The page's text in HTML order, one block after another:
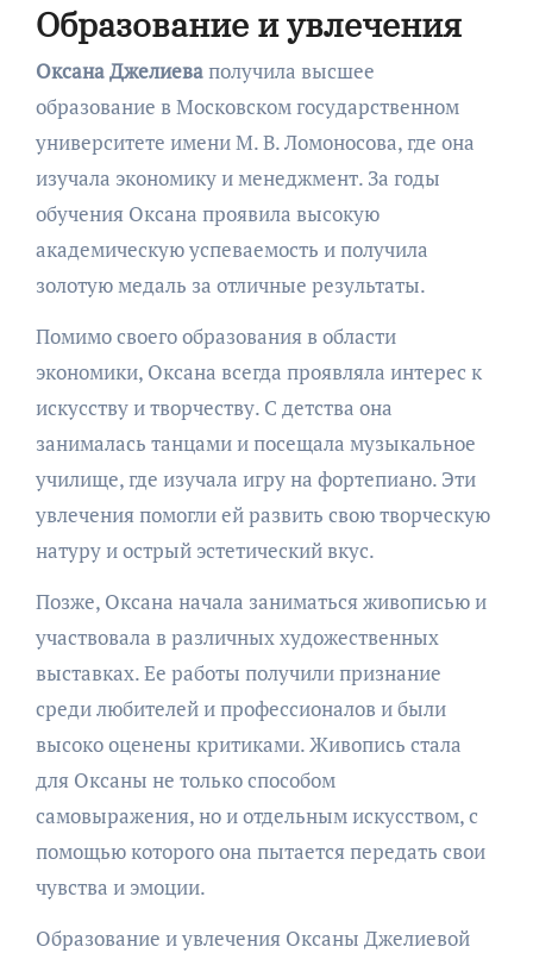
Образование и увлечения
Оксана Джелиеваполучила высшее
образование в Московском государственном
университете имени М. В. Ломоносова, где она
изучала экономику и менеджмент. За годы
обучения Оксана проявила высокую
академическую успеваемость и получила
золотую медаль за отличные результаты.
Помимо своего образования в области
экономики, Оксана всегда проявляла интерес к
искусству и творчеству. С детства она
занималась танцами и посещала музыкальное
училище, где изучала игру на фортепиано. Эти
увлечения помогли ей развить свою творческую
натуру и острый эстетический вкус.
Позже, Оксана начала заниматься живописью и
участвовала в различных художественных
выставках. Ее работы получили признание
среди любителей и профессионалов и были
высоко оценены критиками. Живопись стала
для Оксаны не только способом
самовыражения, но и отдельным искусством, с
помощью которого она пытается передать свои
чувства и эмоции.
Образование и увлечения Оксаны Джелиевой